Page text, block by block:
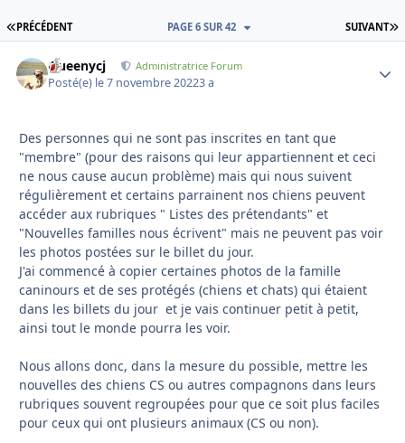
PREMIÈRE PAGE
PRÉCÉDENT SUIVANT
PAGE 6 SUR 42
Queenycj Administratrice Forum
Posté(e) le 7 novembre 20223 a
Des personnes qui ne sont pas inscrites en tant que
"membre" (pour des raisons qui leur appartiennent et ceci
ne nous cause aucun problème) mais qui nous suivent
régulièrement et certains parrainent nos chiens peuvent
accéder aux rubriques " Listes des prétendants" et
"Nouvelles familles nous écrivent" mais ne peuvent pas voir
les photos postées sur le billet du jour.
J'ai commencé à copier certaines photos de la famille
caninours et de ses protégés (chiens et chats) qui étaient
dans les billets du jour et je vais continuer petit à petit,
ainsi tout le monde pourra les voir.
Nous allons donc, dans la mesure du possible, mettre les
nouvelles des chiens CS ou autres compagnons dans leurs
rubriques souvent regroupées pour que ce soit plus faciles
pour ceux qui ont plusieurs animaux (CS ou non).